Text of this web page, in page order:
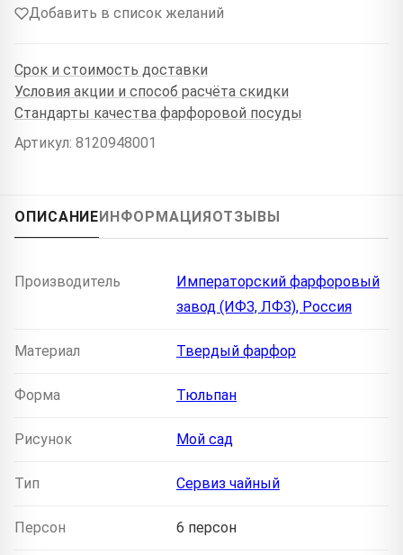
Добавить в список желаний
Срок и стоимость доставки
Условия акции и способ расчёта скидки
Стандарты качества фарфоровой посуды
Артикул: 8120948001
ОПИСАНИЕИНФОРМАЦИЯОТЗЫВЫ
Производитель
Императорский фарфоровый
завод (ИФЗ, ЛФЗ), Россия
Материал Твердый фарфор
Форма Тюльпан
Рисунок Мой сад
Тип Сервиз чайный
Персон 6 персон